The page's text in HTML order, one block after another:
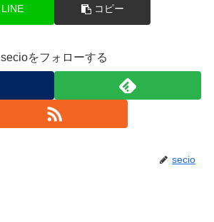
LINE コピー
secioをフォローする
secio